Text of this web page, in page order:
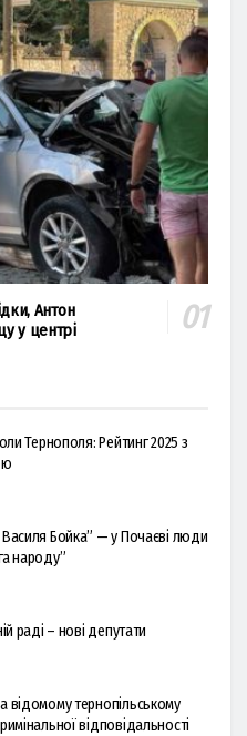
Антон
у центрі
Тернополя: Рейтинг 2025 з
Бойка” — у Почаєві люди
народу”
раді – нові депутати
відомому тернопільському
відповідальності